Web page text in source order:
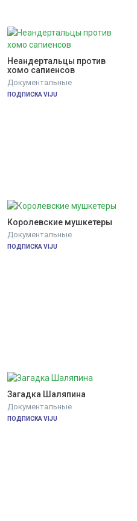
Неандертальцы против
хомо сапиенсов
Документальные
ПОДПИСКА VIJU
Королевские мушкетеры
Документальные
ПОДПИСКА VIJU
Загадка Шаляпина
Документальные
ПОДПИСКА VIJU